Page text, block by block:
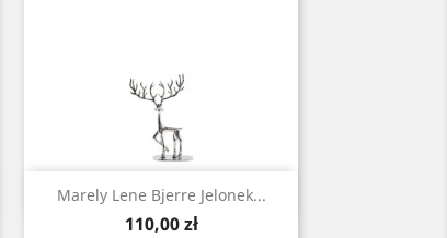
Marely Lene Bjerre Jelonek...
Cena
110,00 zł
 Szybki podgląd